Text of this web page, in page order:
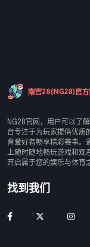
NG28官网，用户可以了
台专注于为玩家提供优质
育爱好者畅享精彩赛事。
上随时随地畅玩游戏和观
开启属于您的娱乐与体育
找到我们